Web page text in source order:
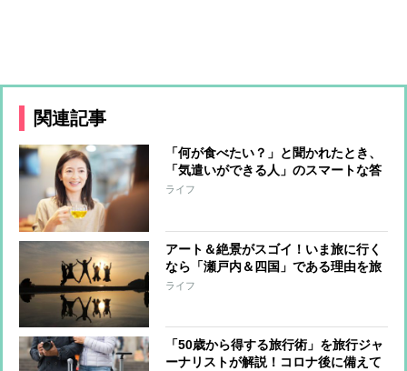
関連記事
「何が食べたい？」と聞かれたとき、
「気遣いができる人」のスマートな答
え方
ライフ
アート＆絶景がスゴイ！いま旅に行く
なら「瀬戸内＆四国」である理由を旅
行ジャーナリストが解説
ライフ
「50歳から得する旅行術」を旅行ジャ
ーナリストが解説！コロナ後に備えて